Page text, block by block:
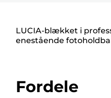
LUCIA-blækket i
enestående
Fordele